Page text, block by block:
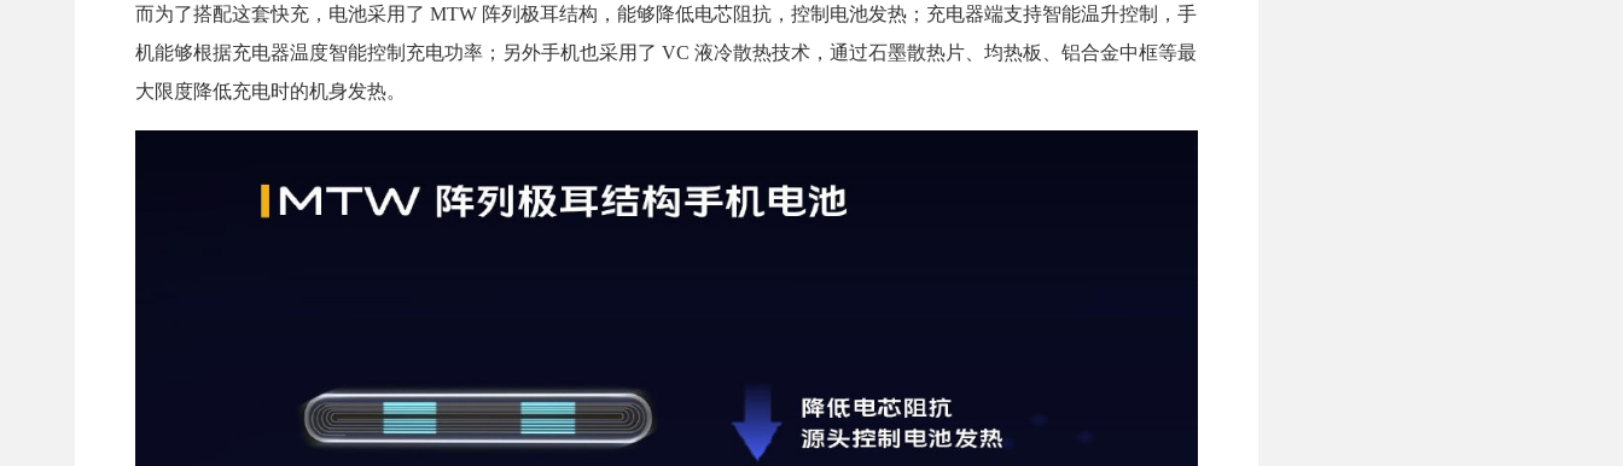
而为了搭配这套快充，电池采用了 MTW 阵列极耳结构，能够降低电芯阻抗，控制电池发热；充电器端支持智能温升控制，手
机能够根据充电器温度智能控制充电功率；另外手机也采用了 VC 液冷散热技术，通过石墨散热片、均热板、铝合金中框等最
大限度降低充电时的机身发热。